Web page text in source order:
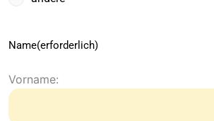
Name(erforderlich)
Vorname: